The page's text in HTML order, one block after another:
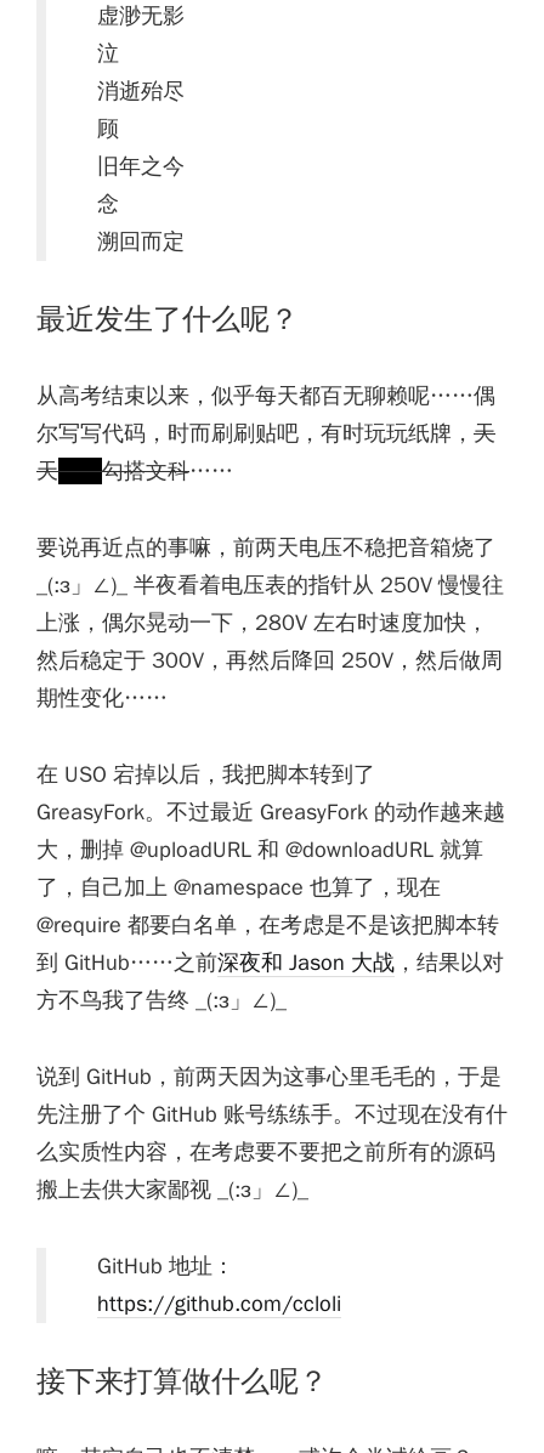
虚渺无影
泣
消逝殆尽
顾
旧年之今
念
溯回而定
最近发生了什么呢？
从高考结束以来，似乎每天都百无聊赖呢……偶
尔写写代码，时而刷刷贴吧，有时玩玩纸牌， 天
天调戏勾搭文科……
要说再近点的事嘛，前两天电压不稳把音箱烧了
_(:з」∠)_ 半夜看着电压表的指针从 250V 慢慢往
上涨，偶尔晃动一下，280V 左右时速度加快，
然后稳定于 300V，再然后降回 250V，然后做周
期性变化……
在 USO 宕掉以后，我把脚本转到了
GreasyFork。不过最近 GreasyFork 的动作越来越
大，删掉 @uploadURL 和 @downloadURL 就算
了，自己加上 @namespace 也算了，现在
@require 都要白名单，在考虑是不是该把脚本转
到 GitHub……之前深夜和 Jason 大战 ，结果以对
方不鸟我了告终 _(:з」∠)_
说到 GitHub，前两天因为这事心里毛毛的，于是
先注册了个 GitHub 账号练练手。不过现在没有什
么实质性内容，在考虑要不要把之前所有的源码
搬上去供大家鄙视 _(:з」∠)_
GitHub 地址：
https://github.com/ccloli
接下来打算做什么呢？